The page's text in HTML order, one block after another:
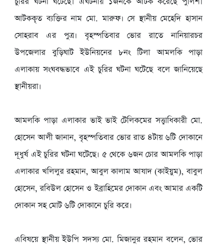
আটককৃত ব্যক্তির নাম মো. মারুফ। সে স্থানীয় মেহেদি হাসান
সোহরাব এর পুত্র। বৃহস্পতিবার ভোর রাতে নানিয়ারচর
উপজেলার বুড়িঘাট ইউনিয়নের ৮নং টিলা আমলকি পাড়া
এলাকায় সংঘবদ্ধভাবে এই চুরির ঘটনা ঘটেছে বলে জানিয়েছে
স্থানীয়রা।
‎আমলকি পাড়া এলাকার ভাই ভাই টেলিকমের সত্ত্বাধিকারী মো.
হোসেন আলী জানান, বৃহস্পতিবার ভোর রাত ৪টায় ৬টি দোকানে
দূধুর্ষ এই চুরির ঘটনা ঘটেছে। ৫ থেকে ৬জন চোর আমলকি পাড়া
এলাকার খলিলুর রহমান, আবুল কালাম আযাদ (কাইয়ুম), বাবুল
হোসেন, রবিউল হোসেন ও ইব্রাহিমের দোকান এবং আমার একটি
দোকান সহ মোট ৬টি দোকানে চুরি করে।
‎এবিষয়ে স্থানীয় ইউপি সদস্য মো. মিজানুর রহমান বলেন, ভোর